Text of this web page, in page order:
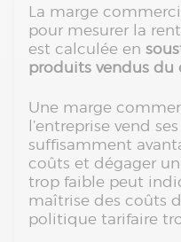
La marge
pour mesurer la
est calculée en
produits vendus du
Une marge
l’entreprise vend
suffisamment
coûts et dégager
trop faible peut
maîtrise des coûts
politique tarifaire